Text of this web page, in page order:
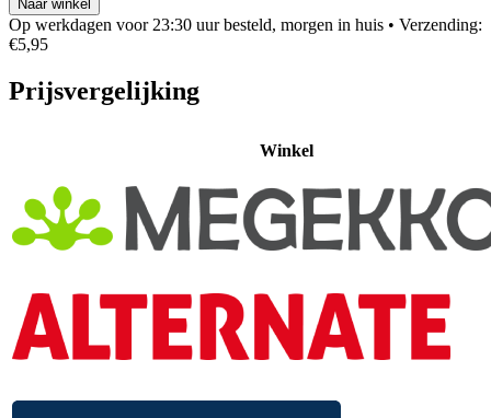
Naar winkel
Op werkdagen voor 23:30 uur besteld, morgen in huis • Verzending:
€5,95
Prijsvergelijking
Winkel